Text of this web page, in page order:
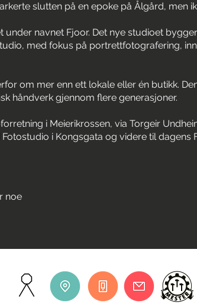
slutten på en epoke på Ålgård, men
under navnet Fjoor. Det nye studioet
med fokus på portrettfotografering,
om mer enn ett lokale eller én butikk.
håndverk gjennom flere generasjoner.
i Meierikrossen, via Torgeir
i Kongsgata og videre til
noe